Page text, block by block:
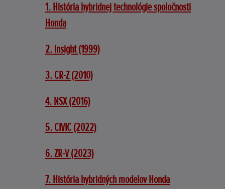
1. História hybridnej technológie spoločnosti
Honda
2. Insight (1999)
3. CR-Z (2010)
4. NSX (2016)
5. CIVIC (2022)
6. ZR-V (2023)
7. História hybridných modelov Honda